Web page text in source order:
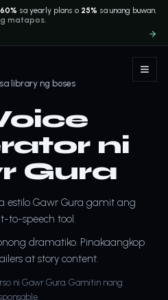
60% sa yearly plans o 25% sa unang buwan.
matapos.
library ng boses
ni
Gura
estilo Gawr Gura gamit ang
to-speech tool.
dramatiko. Pinakaangkop
at story content.
ni Gawr Gura. Gamitin nang